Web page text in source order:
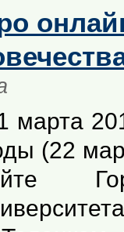
марта
(22